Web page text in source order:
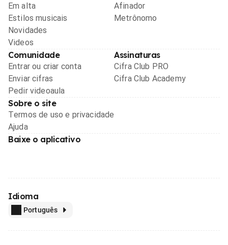
Em alta
Estilos musicais
Novidades
Videos
Afinador
Metrônomo
Comunidade
Entrar ou criar conta
Enviar cifras
Pedir videoaula
Assinaturas
Cifra Club PRO
Cifra Club Academy
Sobre o site
Termos de uso e privacidade
Ajuda
Baixe o aplicativo
Idioma
Português